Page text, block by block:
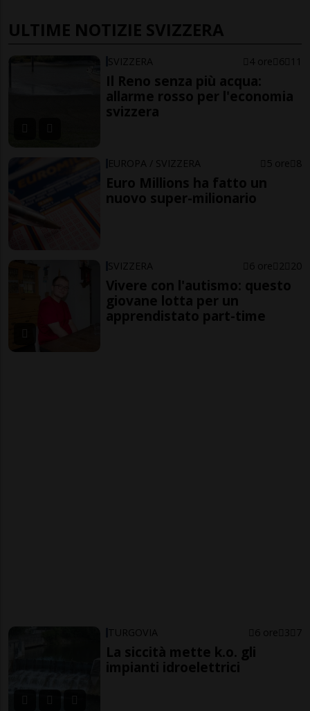
ULTIME NOTIZIE SVIZZERA
SVIZZERA 4 ore 6 11
Il Reno senza più acqua:
allarme rosso per l'economia
svizzera
EUROPA / SVIZZERA 5 ore 8
Euro Millions ha fatto un
nuovo super-milionario
SVIZZERA 6 ore 2 20
Vivere con l'autismo: questo
giovane lotta per un
apprendistato part-time
TURGOVIA 6 ore 3 7
La siccità mette k.o. gli
impianti idroelettrici